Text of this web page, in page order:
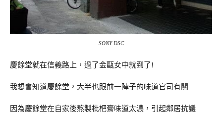
SONY DSC
慶餘堂就在信義路上，過了金甌女中就到了!
我想會知道慶餘堂，大半也跟前一陣子的味道官司有關
因為慶餘堂在自家後熬製枇杷膏味道太濃，引起鄰居抗議